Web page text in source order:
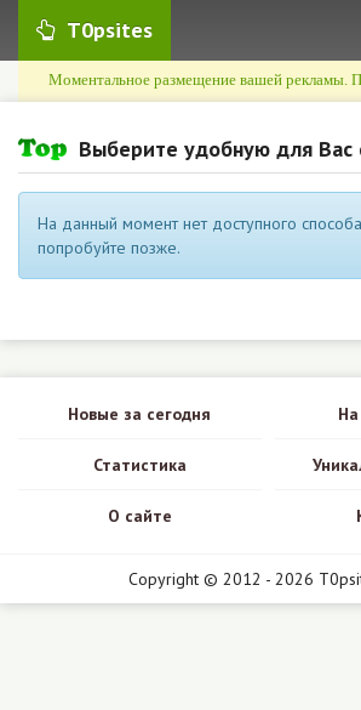
T0psites
Моментальное размещение вашей рекламы.
Выберите удобную для Вас
На данный момент нет доступного
попробуйте позже.
Новые за сегодня
Статистика
О сайте
Copyright © 2012 - 2026